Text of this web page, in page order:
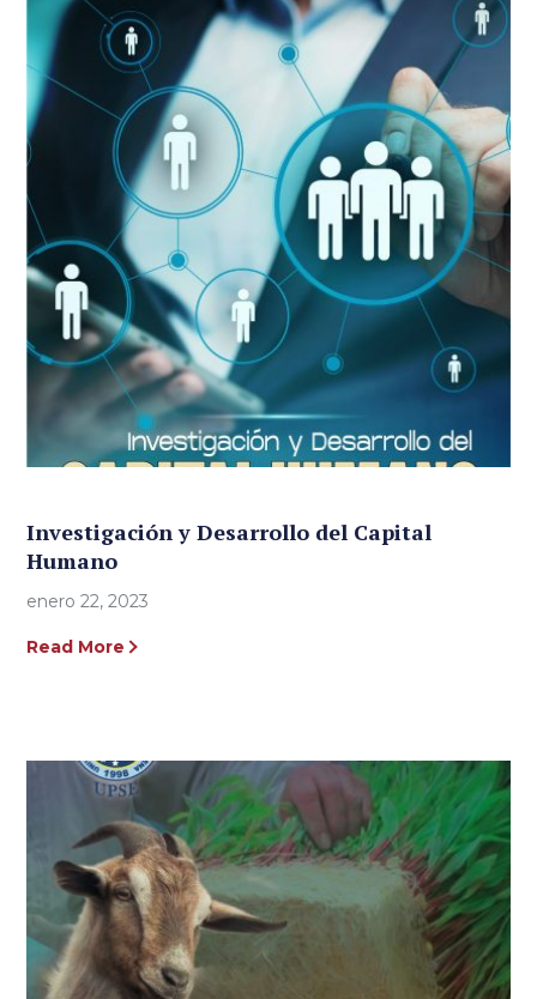
Investigación y Desarrollo del Capital
Humano
enero 22, 2023
Read More